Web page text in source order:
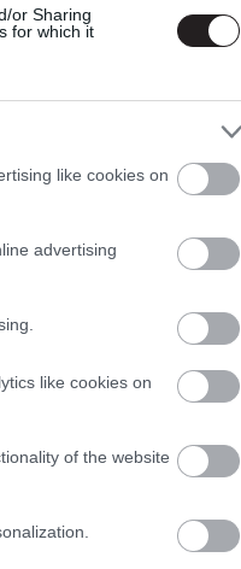
or Sharing
for which it
like cookies on
advertising
like cookies on
of the website
a
Al Ghul-